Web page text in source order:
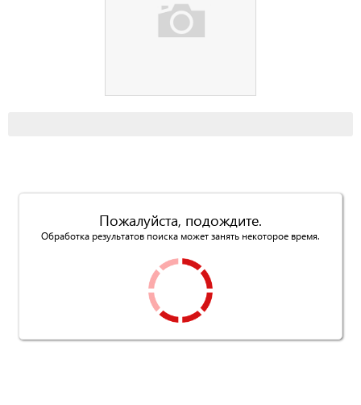
Пожалуйста, подождите.
Обработка результатов поиска может занять некоторое время.